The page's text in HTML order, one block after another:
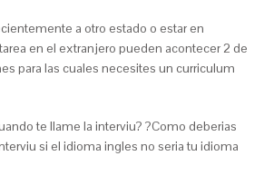
a otro estado o estar en
en el extranjero pueden acontecer 2 de
para las cuales necesites un curriculum
te llame la interviu? ?Como deberias
si el idioma ingles no seri­a tu idioma